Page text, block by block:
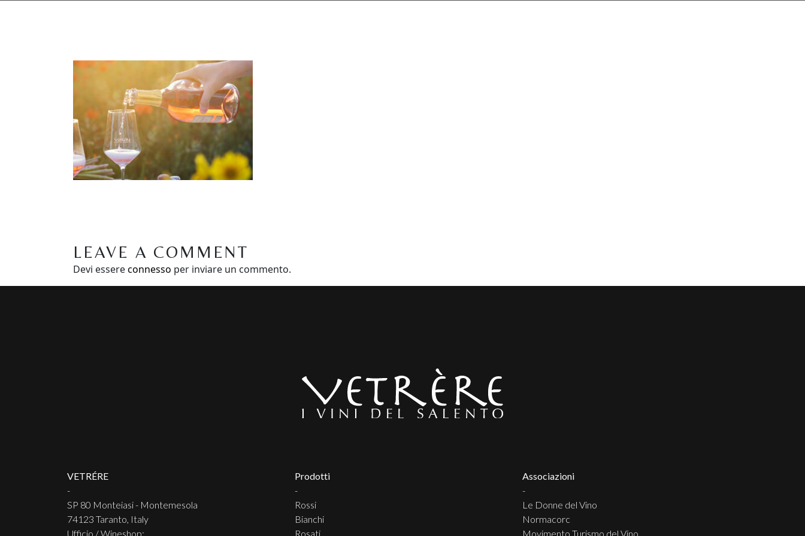
LEAVE A COMMENT
Devi essereconnesso per inviare un commento.
VETRÉRE
-
SP 80 Monteiasi - Montemesola
74123 Taranto, Italy
Ufficio / Wineshop:
Prodotti
-
Rossi
Bianchi
Rosati
Associazioni
-
Le Donne del Vino
Normacorc
Movimento Turismo del Vino